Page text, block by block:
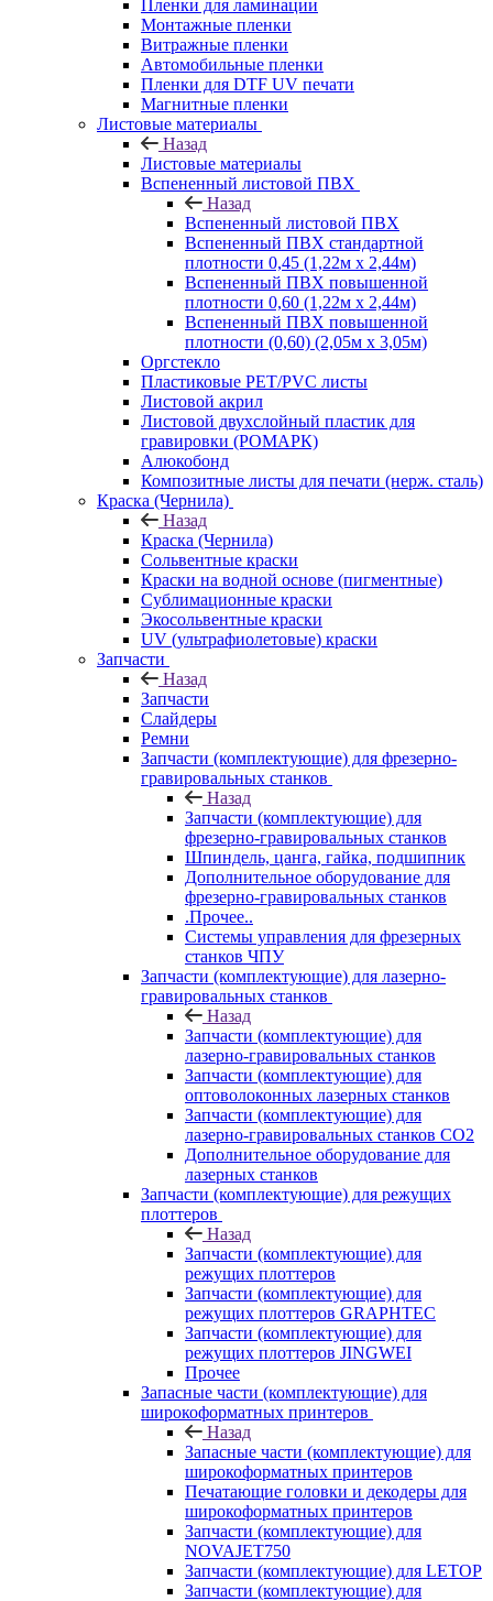
Пленки для ламинации
Монтажные пленки
Витражные пленки
Автомобильные пленки
Пленки для DTF UV печати
Магнитные пленки
Листовые материалы
Назад
Листовые материалы
Вспененный листовой ПВХ
Назад
Вспененный листовой ПВХ
Вспененный ПВХ стандартной
плотности 0,45 (1,22м х 2,44м)
Вспененный ПВХ повышенной
плотности 0,60 (1,22м х 2,44м)
Вспененный ПВХ повышенной
плотности (0,60) (2,05м х 3,05м)
Оргстекло
Пластиковые PET/PVC листы
Листовой акрил
Листовой двухслойный пластик для
гравировки (РОМАРК)
Алюкобонд
Композитные листы для печати (нерж. сталь)
Краска (Чернила)
Назад
Краска (Чернила)
Сольвентные краски
Краски на водной основе (пигментные)
Сублимационные краски
Экосольвентные краски
UV (ультрафиолетовые) краски
Запчасти
Назад
Запчасти
Слайдеры
Ремни
Запчасти (комплектующие) для фрезерно-
гравировальных станков
Назад
Запчасти (комплектующие) для
фрезерно-гравировальных станков
Шпиндель, цанга, гайка, подшипник
Дополнительное оборудование для
фрезерно-гравировальных станков
.Прочее..
Системы управления для фрезерных
станков ЧПУ
Запчасти (комплектующие) для лазерно-
гравировальных станков
Назад
Запчасти (комплектующие) для
лазерно-гравировальных станков
Запчасти (комплектующие) для
оптоволоконных лазерных станков
Запчасти (комплектующие) для
лазерно-гравировальных станков CO2
Дополнительное оборудование для
лазерных станков
Запчасти (комплектующие) для режущих
плоттеров
Назад
Запчасти (комплектующие) для
режущих плоттеров
Запчасти (комплектующие) для
режущих плоттеров GRAPHTEC
Запчасти (комплектующие) для
режущих плоттеров JINGWEI
Прочее
Запасные части (комплектующие) для
широкоформатных принтеров
Назад
Запасные части (комплектующие) для
широкоформатных принтеров
Печатающие головки и декодеры для
широкоформатных принтеров
Запчасти (комплектующие) для
NOVAJET750
Запчасти (комплектующие) для LETOP
Запчасти (комплектующие) для